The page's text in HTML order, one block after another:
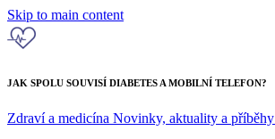
Skip to main content
JAK SPOLU SOUVISÍ DIABETES A MOBILNÍ TELEFON?
Zdraví a medicína Novinky, aktuality a příběhy